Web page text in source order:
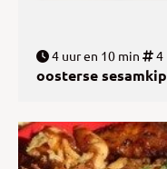
4 uur en 10 min 4
oosterse sesamkip